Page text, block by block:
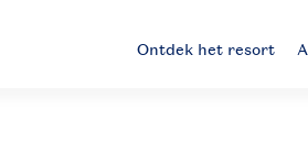
Ontdek het resort